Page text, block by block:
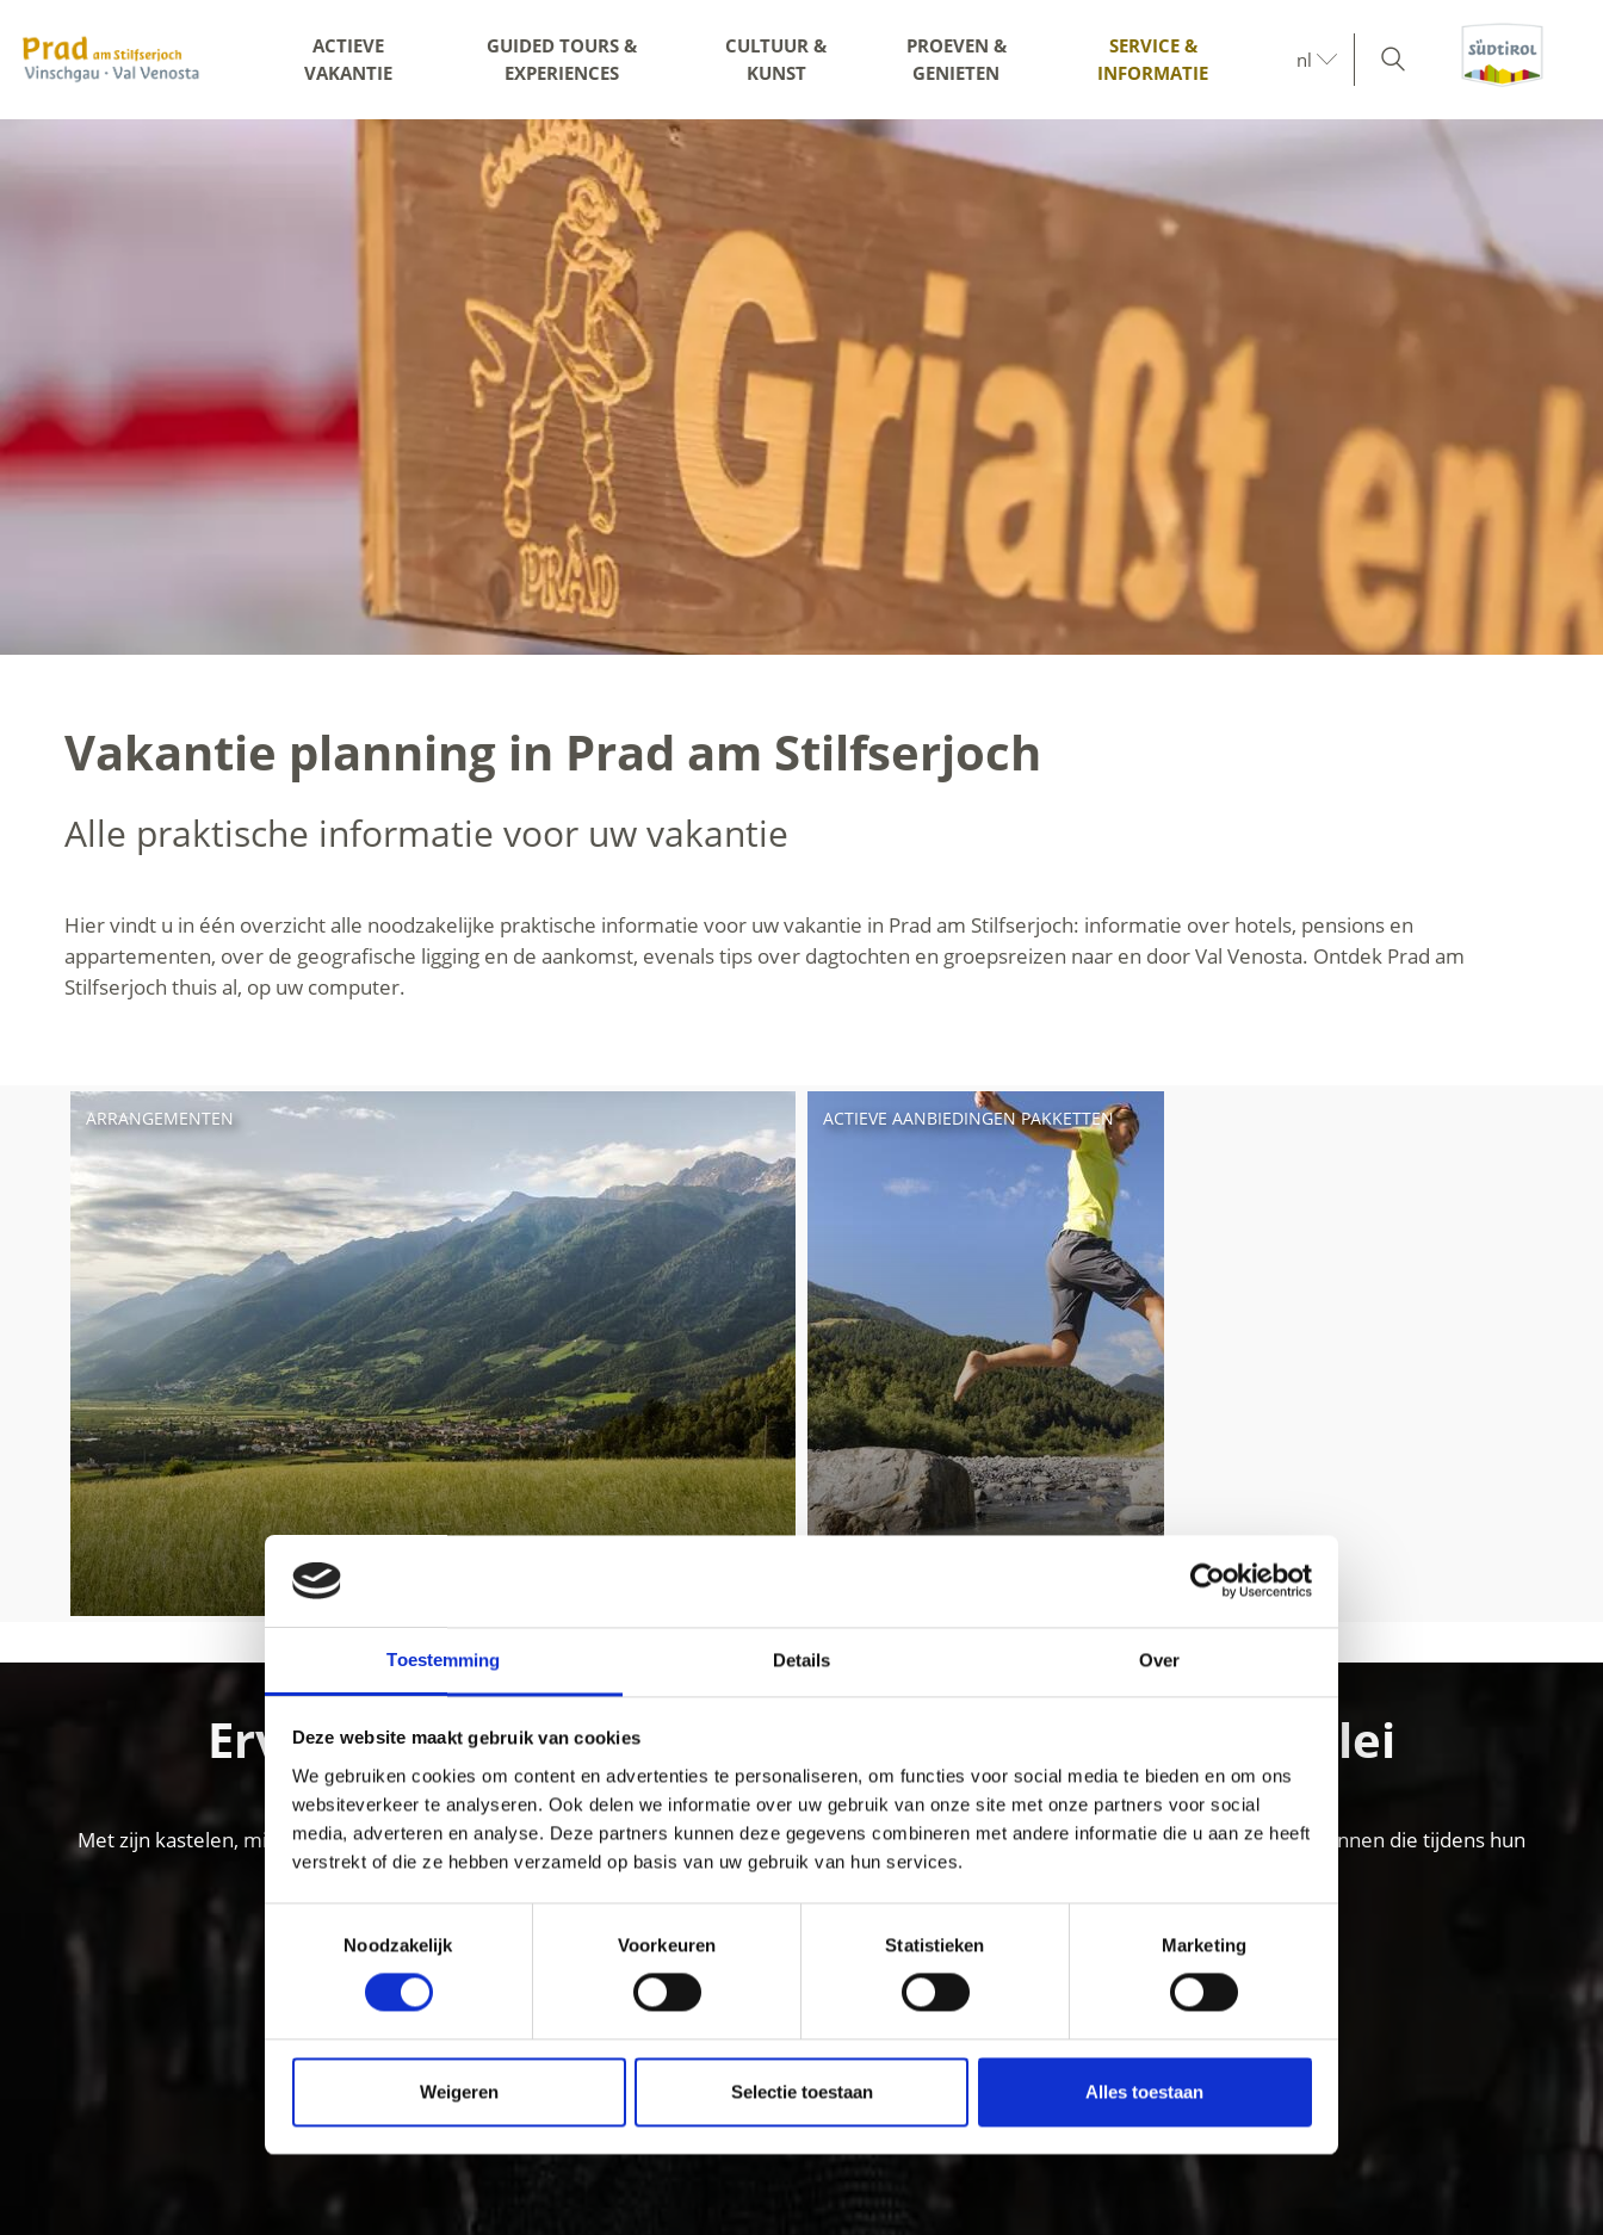
Toestemming Details Over
Deze website maakt gebruik van cookies
We gebruiken cookies om content en advertenties te personaliseren, om functies voor social media te bieden en om ons
websiteverkeer te analyseren. Ook delen we informatie over uw gebruik van onze site met onze partners voor social
media, adverteren en analyse. Deze partners kunnen deze gegevens combineren met andere informatie die u aan ze heeft
verstrekt of die ze hebben verzameld op basis van uw gebruik van hun services.
Noodzakelijk
Voorkeuren Statistieken Marketing
Weigeren Selectie toestaan Alles toestaan
ACTIEVE
VAKANTIE
GUIDED TOURS &
EXPERIENCES
CULTUUR &
KUNST
PROEVEN &
GENIETEN
SERVICE &
INFORMATIE
nl
Vakantie planning in Prad am Stilfserjoch
Alle praktische informatie voor uw vakantie
Hier vindt u in één overzicht alle noodzakelijke praktische informatie voor uw vakantie in Prad am Stilfserjoch: informatie over hotels, pensions en
appartementen, over de geografische ligging en de aankomst, evenals tips over dagtochten en groepsreizen naar en door Val Venosta. Ontdek Prad am
Stilfserjoch thuis al, op uw computer.
ARRANGEMENTEN ACTIEVE AANBIEDINGEN PAKKETTEN
Ervaar de cultuur en gebruiken in Vinschgau vallei
Met zijn kastelen, middeleeuwse klooster- en stadsmuren en levendige tradities is het zonnige Vinschgau vallei vakantiegebied voor gezinnen die tijdens hun
vakantie plezier en cultuur zoeken.